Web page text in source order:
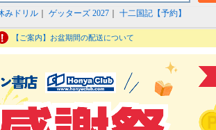
みドリル ゲッターズ 2027 十二国記【予約】
【ご案内】お盆期間の配送について